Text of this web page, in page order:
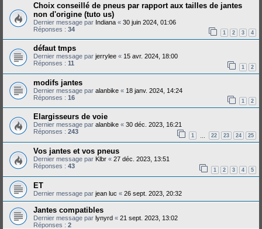
Choix conseillé de pneus par rapport aux tailles de jantes
non d'origine (tuto us)
Dernier message par Indiana « 30 juin 2024, 01:06
Réponses : 34
1 2 3 4
défaut tmps
Dernier message par jerrylee « 15 avr. 2024, 18:00
Réponses : 11
1 2
modifs jantes
Dernier message par alanbike « 18 janv. 2024, 14:24
Réponses : 16
1 2
Elargisseurs de voie
Dernier message par alanbike « 30 déc. 2023, 16:21
Réponses : 243
1 22 23 24 25
Vos jantes et vos pneus
Dernier message par Klbr « 27 déc. 2023, 13:51
Réponses : 43
1 2 3 4 5
ET
Dernier message par jean luc « 26 sept. 2023, 20:32
Jantes compatibles
Dernier message par lynyrd « 21 sept. 2023, 13:02
Réponses : 2